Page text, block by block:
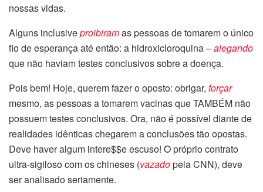
nossas vidas.
Alguns inclusiveproibiramas pessoas de tomarem o único
fio de esperança até então: a hidroxicloroquina –alegando
que não haviam testes conclusivos sobre a doença.
Pois bem! Hoje, querem fazer o oposto: obrigar, forçar
mesmo, as pessoas a tomarem vacinas que TAMBÉM não
possuem testes conclusivos. Ora, não é possível diante de
realidades idênticas chegarem a conclusões tão opostas.
Deve haver algum intere$$e escuso! O próprio contrato
ultra-sigiloso com os chineses (vazadopela CNN), deve
ser analisado seriamente.